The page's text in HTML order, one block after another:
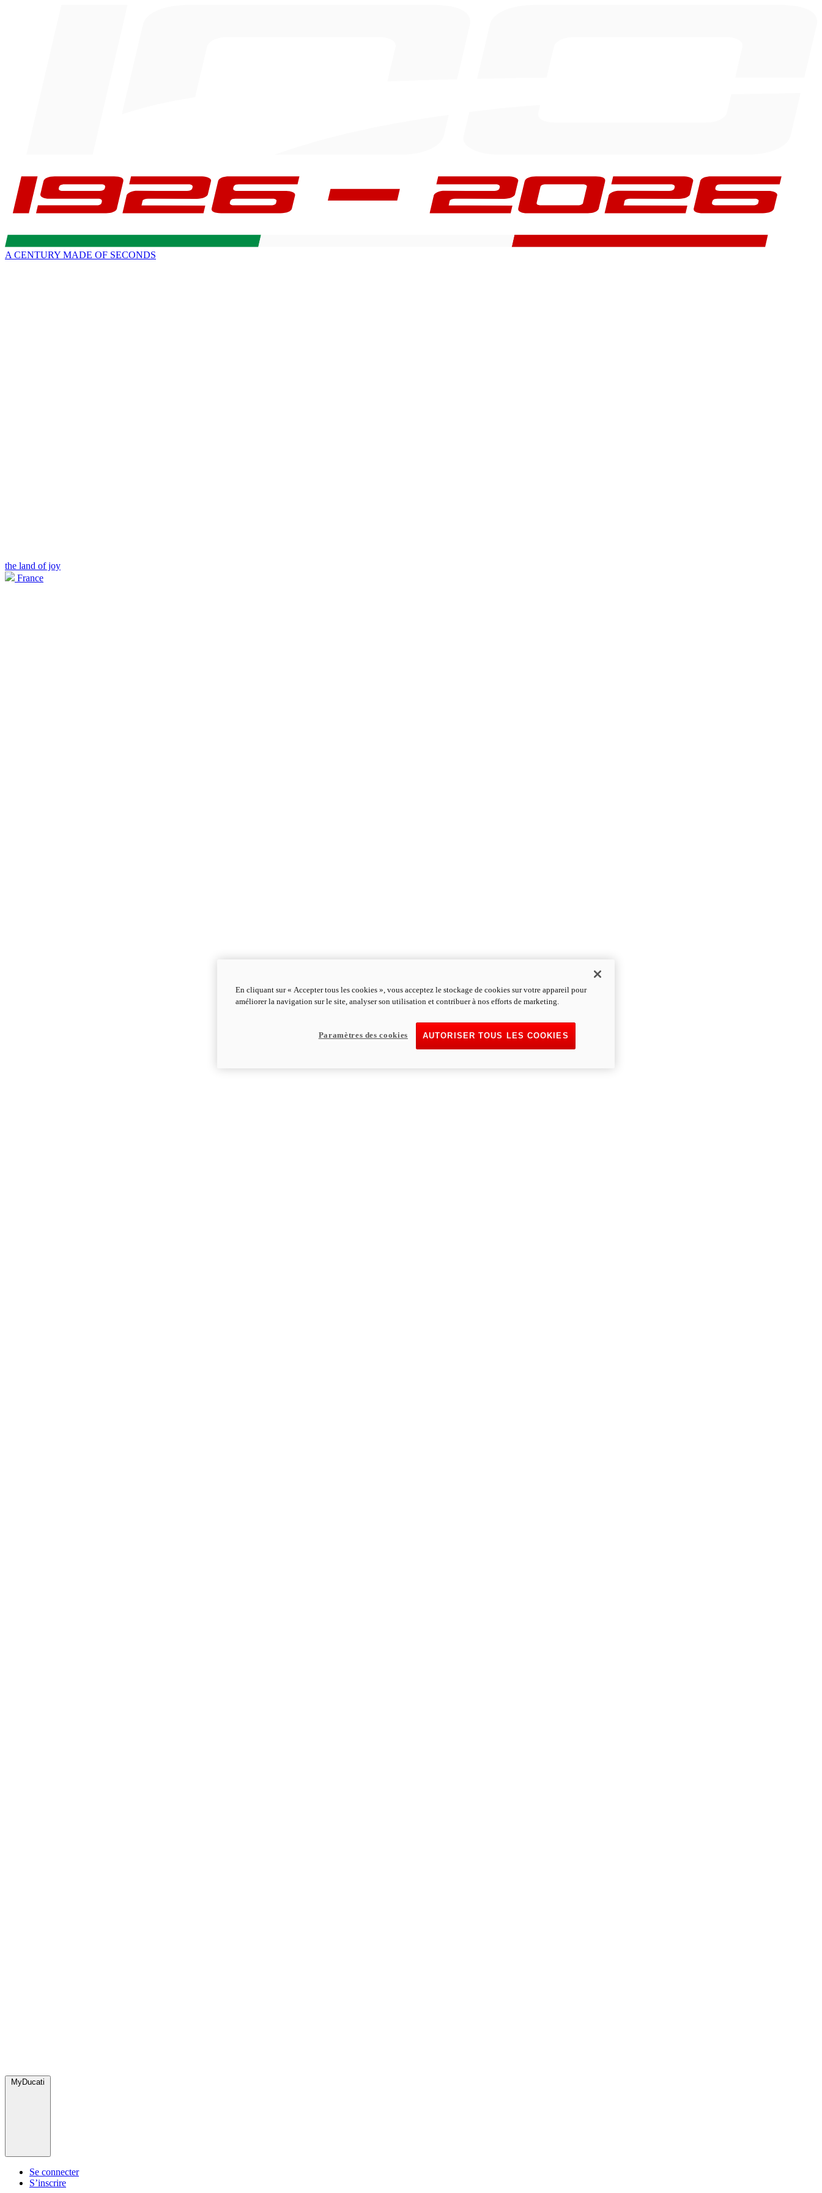
A CENTURY MADE OF SECONDS
the land of joy
France
MyDucati
Se connecter
S’inscrire
En cliquant sur « Accepter tous les cookies », vous acceptez le stockage de cookies sur votre appareil pour
améliorer la navigation sur le site, analyser son utilisation et contribuer à nos efforts de marketing.
AUTORISER TOUS LES COOKIES
Paramètres des cookies